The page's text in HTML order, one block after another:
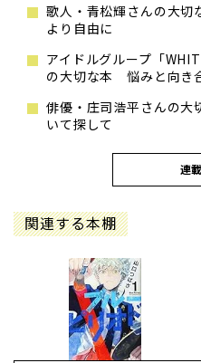
歌人・青松輝さんの大切
より自由に
アイドルグループ「
の大切な本 悩みと向き
俳優・庄司浩平さんの
いて探して
連
関連する本棚